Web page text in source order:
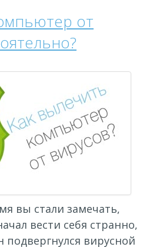
от
вы стали замечать,
вести себя странно,
подвергнулся вирусной